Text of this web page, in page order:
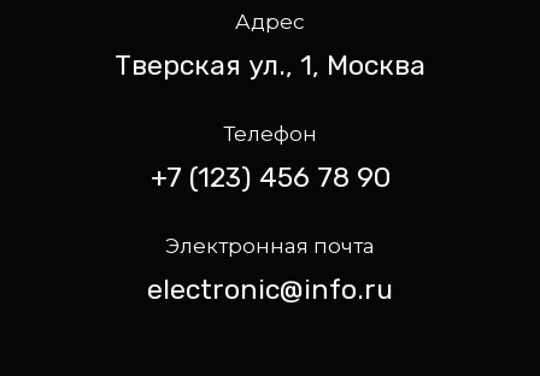
Адрес
Тверская ул., 1, Москва
Телефон
+7 (123) 456 78 90
Электронная почта
electronic@info.ru